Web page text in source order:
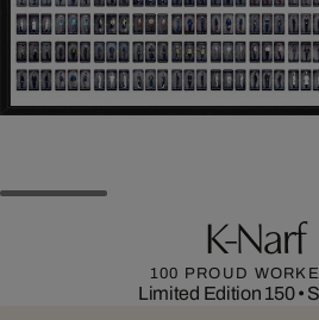
K-Narf
100 PROUD
Limited Edition 150•